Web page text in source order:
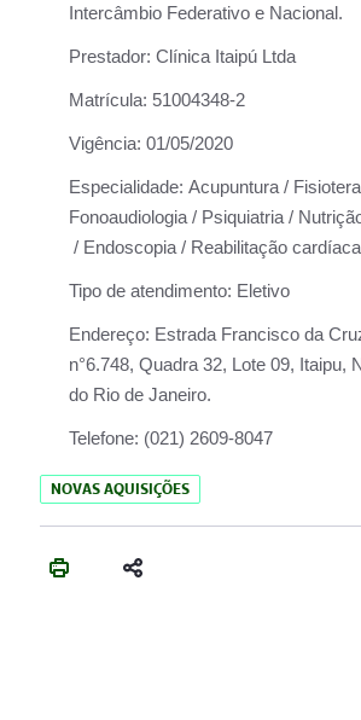
Intercâmbio Federativo e Nacional.
Prestador: Clínica Itaipú Ltda
Matrícula: 51004348-2
Vigência: 01/05/2020
Especialidade: Acupuntura /
Fonoaudiologia / Psiquiatria /
/ Endoscopia / Reabilitação cardíaca
Tipo de atendimento: Eletivo
Endereço: Estrada Francisco da
n°6.748, Quadra 32, Lote 09, Itaipu,
do Rio de Janeiro.
Telefone: (021) 2609-8047
NOVAS AQUISIÇÕES